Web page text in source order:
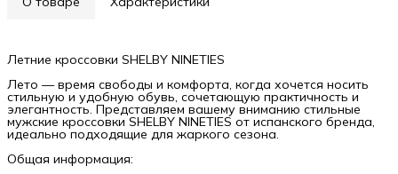
Летние кроссовки SHELBY NINETIES
Лето — время свободы и комфорта, когда хочется носить
стильную и удобную обувь, сочетающую практичность и
элегантность. Представляем вашему вниманию стильные
мужские кроссовки SHELBY NINETIES от испанского бренда,
идеально подходящие для жаркого сезона.
Общая информация: